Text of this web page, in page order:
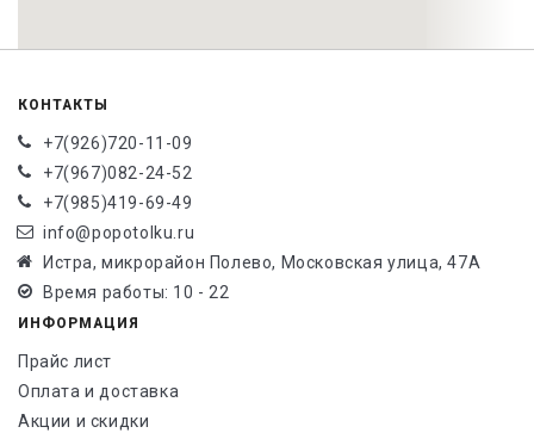
КОНТАКТЫ
+7(926)720-11-09
+7(967)082-24-52
+7(985)419-69-49
info@popotolku.ru
Истра, микрорайон Полево, Московская улица, 47А
Время работы: 10 - 22
ИНФОРМАЦИЯ
Прайс лист
Оплата и доставка
Акции и скидки